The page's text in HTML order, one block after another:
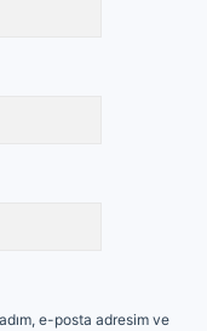
e-posta adresim ve